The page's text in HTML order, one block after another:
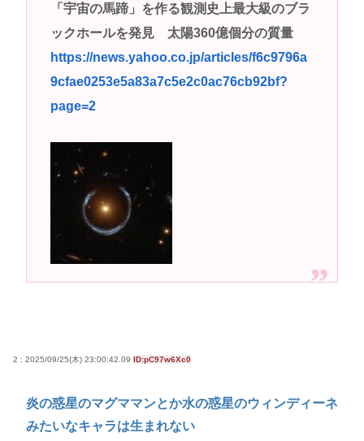
樹里と中学生のカーセクロス完全版。新事実発見し
た。
高市早苗「寝てない」それは分かったが「徹夜した
ので辛くて宿題やってません」って言う奴高市早苗
以外に見たことないのだが
が急増 完全にオワコンか
高市早苗さん、憧れのバンドを官邸に招き、自身の
サイン入りドラム・スティックをプレゼントw
若くて美人なママと親友の淫らな行為内容を毎回聞
かされる「女神の加護を受けしママのサーガ」3巻 今
Powered by livedoor 相互RSS
「宇宙の馬蹄」を作る観測史上最大級のブラ
ックホールを発見 太陽360億個分の質量
https://news.yahoo.co.jp/articles/f6c9796a
9cfae0253e5a83a7c5e2c0ac76cb92bf?
page=2
2 : 2025/09/25(木) 23:00:42.09 ID:pC97w6Xc0
炎の惑星のマグママンとか水の惑星のウィンディーネ
みたいなキャラは生まれない